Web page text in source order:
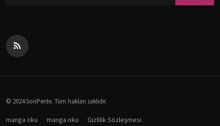
© 2024 SonPerde. Tüm hakları saklıdır.
manga oku manga oku Gizlilik Sözleşmesi